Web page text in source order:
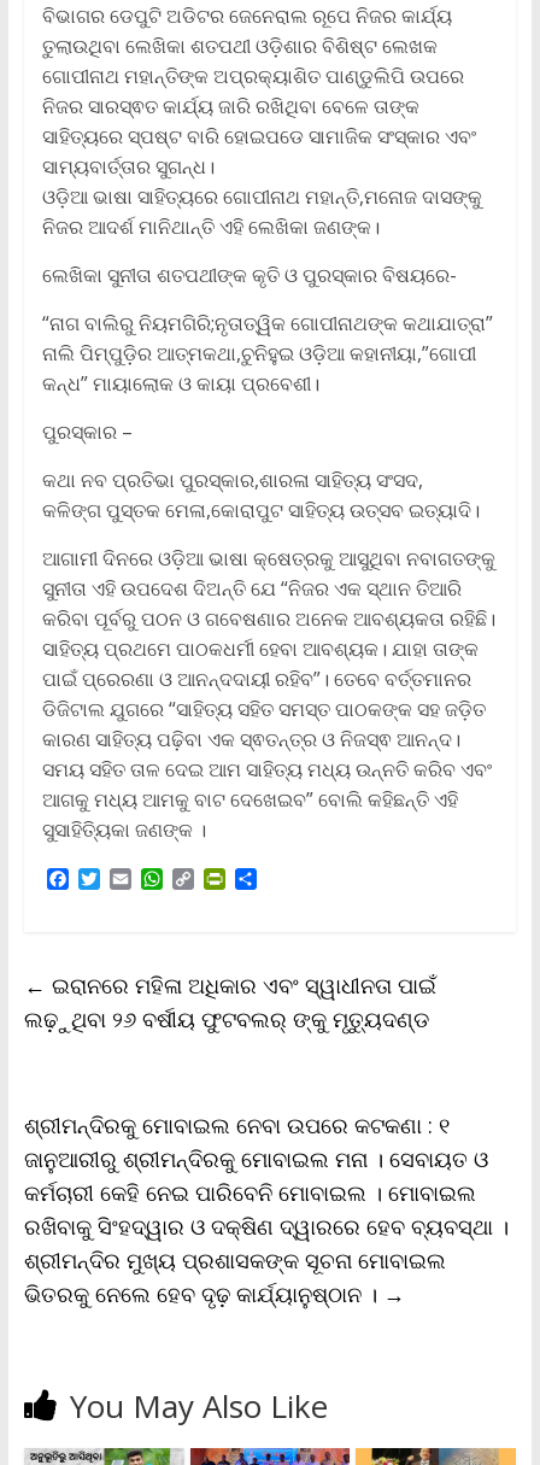
ବିଭାଗର ଡେପୁଟି ଅଡିଟର ଜେନେରାଲ ରୂପେ ନିଜର କାର୍ଯ୍ୟ
ତୁଲାଉଥିବା ଲେଖିକା ଶତପଥୀ ଓଡ଼ିଶାର ବିଶିଷ୍ଟ ଲେଖକ
ଗୋପୀନାଥ ମହାନ୍ତିଙ୍କ ଅପ୍ରକ୍ୟାଶିତ ପାଣ୍ଡୁଲିପି ଉପରେ
ନିଜର ସାରସ୍ଵତ କାର୍ଯ୍ୟ ଜାରି ରଖିଥିବା ବେଳେ ତାଙ୍କ
ସାହିତ୍ୟରେ ସ୍ପଷ୍ଟ ବାରି ହୋଇପଡେ ସାମାଜିକ ସଂସ୍କାର ଏବଂ
ସାମ୍ୟବାର୍ତ୍ତାର ସୁଗନ୍ଧ।
ଓଡ଼ିଆ ଭାଷା ସାହିତ୍ୟରେ ଗୋପୀନାଥ ମହାନ୍ତି,ମନୋଜ ଦାସଙ୍କୁ
ନିଜର ଆଦର୍ଶ ମାନିଥାନ୍ତି ଏହି ଲେଖିକା ଜଣଙ୍କ।
ଲେଖିକା ସୁନୀତା ଶତପଥୀଙ୍କ କୃତି ଓ ପୁରସ୍କାର ବିଷୟରେ-
“ନାଗ ବାଲିରୁ ନିୟମଗିରି;ନୃତାତ୍ୱିକ ଗୋପୀନାଥଙ୍କ କଥାଯାତ୍ରା”
ନାଲି ପିମ୍ପୁଡ଼ିର ଆତ୍ମକଥା,ଚୁନିହୁଇ ଓଡ଼ିଆ କହାନୀୟା,”ଗୋପୀ
କନ୍ଧ” ମାୟାଲୋକ ଓ କାୟା ପ୍ରବେଶୀ।
ପୁରସ୍କାର –
କଥା ନବ ପ୍ରତିଭା ପୁରସ୍କାର,ଶାରଳା ସାହିତ୍ୟ ସଂସଦ,
କଳିଙ୍ଗ ପୁସ୍ତକ ମେଳା,କୋରାପୁଟ ସାହିତ୍ୟ ଉତ୍ସବ ଇତ୍ୟାଦି।
ଆଗାମୀ ଦିନରେ ଓଡ଼ିଆ ଭାଷା କ୍ଷେତ୍ରକୁ ଆସୁଥିବା ନବାଗତଙ୍କୁ
ସୁନୀତା ଏହି ଉପଦେଶ ଦିଅନ୍ତି ଯେ “ନିଜର ଏକ ସ୍ଥାନ ତିଆରି
କରିବା ପୂର୍ବରୁ ପଠନ ଓ ଗବେଷଣାର ଅନେକ ଆବଶ୍ୟକତା ରହିଛି।
ସାହିତ୍ୟ ପ୍ରଥମେ ପାଠକଧର୍ମୀ ହେବା ଆବଶ୍ୟକ। ଯାହା ତାଙ୍କ
ପାଇଁ ପ୍ରେରଣା ଓ ଆନନ୍ଦଦାୟୀ ରହିବ”। ତେବେ ବର୍ତ୍ତମାନର
ଡିଜିଟାଲ ଯୁଗରେ “ସାହିତ୍ୟ ସହିତ ସମସ୍ତ ପାଠକଙ୍କ ସହ ଜଡ଼ିତ
କାରଣ ସାହିତ୍ୟ ପଢ଼ିବା ଏକ ସ୍ଵତନ୍ତ୍ର ଓ ନିଜସ୍ଵ ଆନନ୍ଦ।
ସମୟ ସହିତ ତାଳ ଦେଇ ଆମ ସାହିତ୍ୟ ମଧ୍ୟ ଉନ୍ନତି କରିବ ଏବଂ
ଆଗକୁ ମଧ୍ୟ ଆମକୁ ବାଟ ଦେଖେଇବ” ବୋଲି କହିଛନ୍ତି ଏହି
ସୁସାହିତ୍ୟିକା ଜଣଙ୍କ ।
F
o
o
k
T
e
r
E
W
A
p
p
C
i
n
k
P
F
r
i
l
y
S
← ଇରାନରେ ମହିଳା ଅଧିକାର ଏବଂ ସ୍ୱାଧୀନତା ପାଇଁ
ଲଢ଼ୁଥିବା ୨୬ ବର୍ଷୀୟ ଫୁଟବଲର୍ ଙ୍କୁ ମୃତ୍ୟୁଦଣ୍ଡ
ଶ୍ରୀମନ୍ଦିରକୁ ମୋବାଇଲ ନେବା ଉପରେ କଟକଣା : ୧
ଜାନୁଆରୀରୁ ଶ୍ରୀମନ୍ଦିରକୁ ମୋବାଇଲ ମନା । ସେବାୟତ ଓ
କର୍ମଚାରୀ କେହି ନେଇ ପାରିବେନି ମୋବାଇଲ । ମୋବାଇଲ
ରଖିବାକୁ ସିଂହଦ୍ୱାର ଓ ଦକ୍ଷିଣ ଦ୍ୱାରରେ ହେବ ବ୍ୟବସ୍ଥା ।
ଶ୍ରୀମନ୍ଦିର ମୁଖ୍ୟ ପ୍ରଶାସକଙ୍କ ସୂଚନା ମୋବାଇଲ
ଭିତରକୁ ନେଲେ ହେବ ଦୃଢ଼ କାର୍ଯ୍ୟାନୁଷ୍ଠାନ । →
You May Also Like